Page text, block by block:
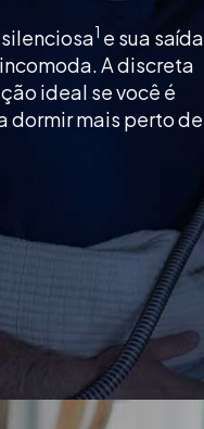
1 e sua saída
A discreta
ideal se você é
dormir mais perto de